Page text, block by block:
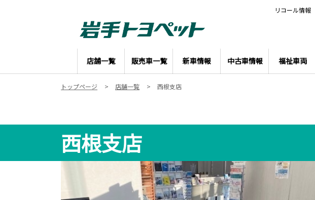
店舗一覧 販売車一覧 新車情報 中古車情報 福祉車両
リコール情報
トップページ 店舗一覧 西根支店
西根支店